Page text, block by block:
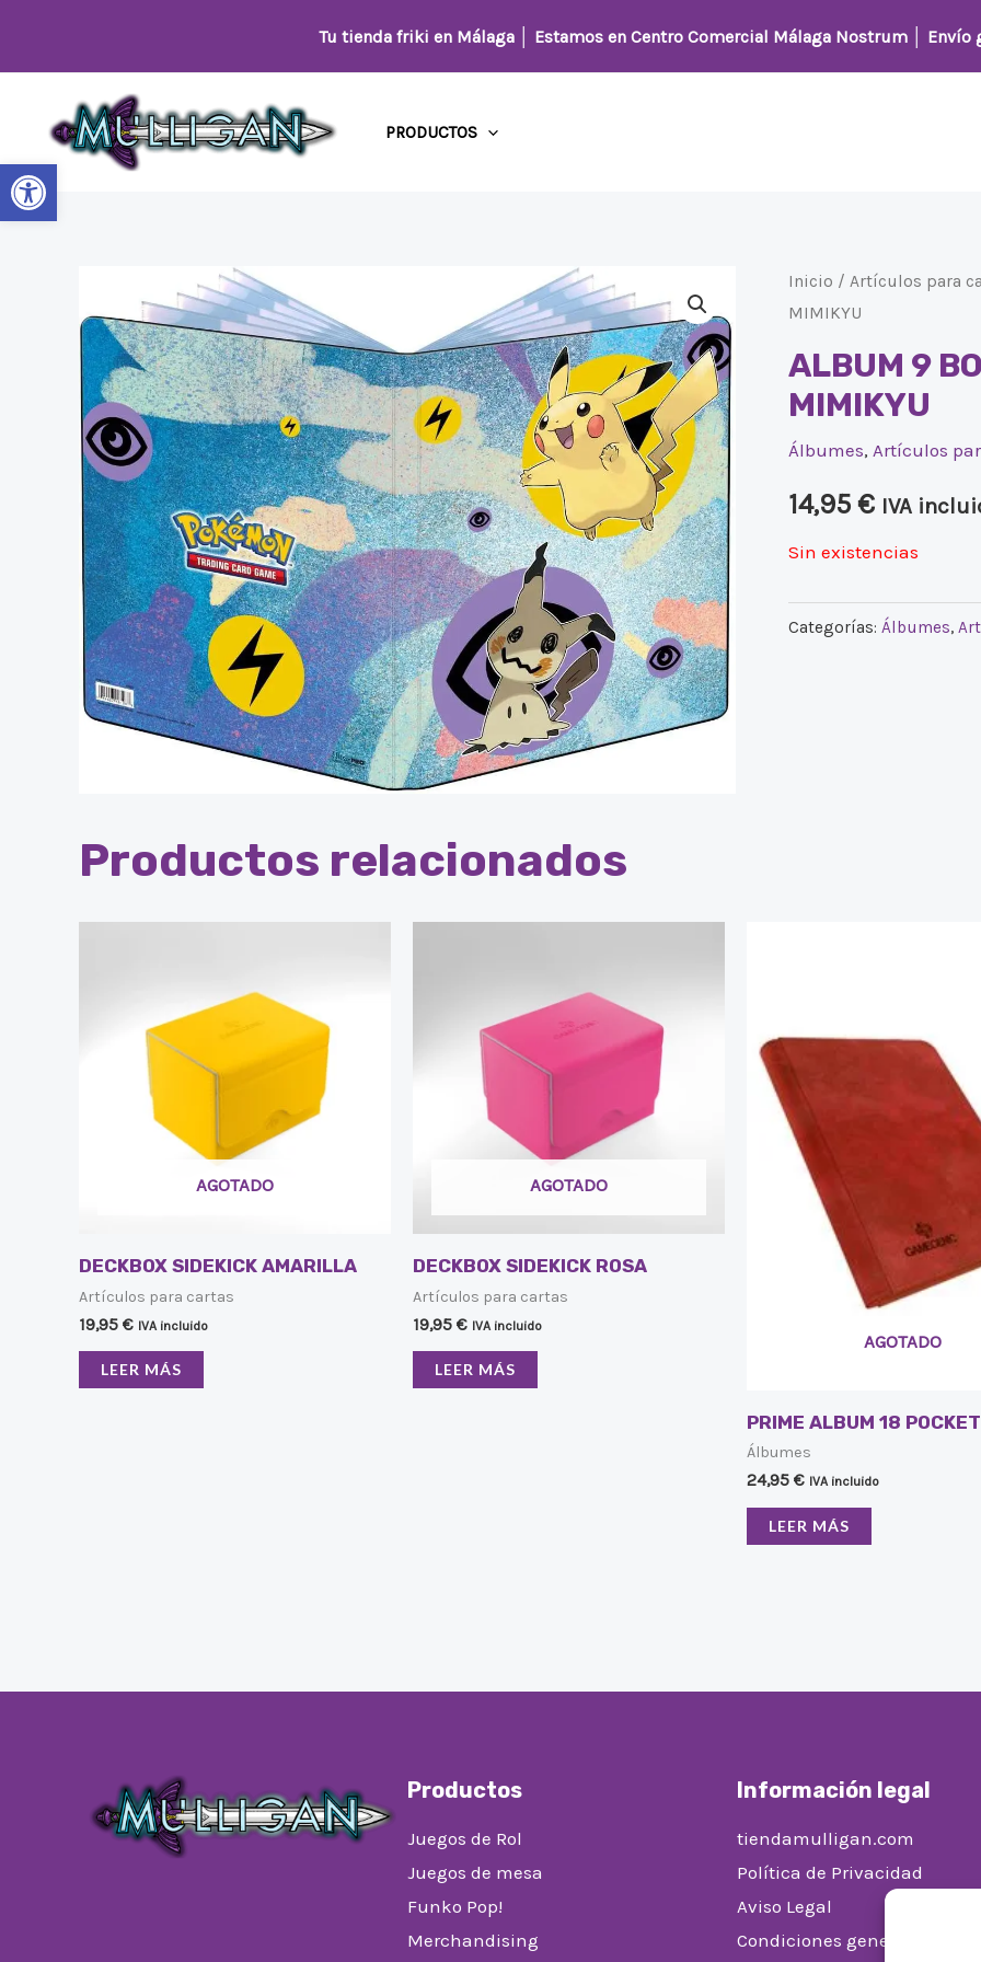
Abrir barra de herramientas
Tu tienda friki en Málaga │ Estamos en Centro Comercial Málaga Nostrum │
PRODUCTOS
Inicio / Artículos para
MIMIKYU
ALBUM 9
MIMIKYU
Álbumes, Artículos
14,95 € IVA
Sin existencias
Categorías: Álbumes,
Productos relacionados
AGOTADO
DECKBOX SIDEKICK AMARILLA
Artículos para cartas
19,95 € IVA incluido
LEER MÁS
AGOTADO
DECKBOX SIDEKICK ROSA
Artículos para cartas
19,95 € IVA incluido
LEER MÁS
AGOTADO
PRIME ALBUM 18
Álbumes
24,95 € IVA incluido
LEER MÁS
Productos
Juegos de Rol
Juegos de mesa
Funko Pop!
Merchandising
Información legal
tiendamulligan.com
Política de Privacidad
Aviso Legal
Condiciones generales de